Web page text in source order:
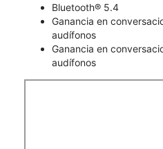
Bluetooth® 5.4
Ganancia en
audífonos
Ganancia en
audífonos